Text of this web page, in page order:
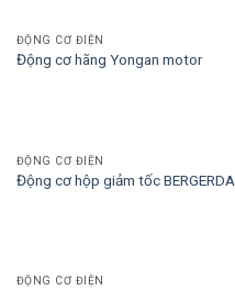
ĐỘNG CƠ ĐIỆN
Động cơ hãng Yongan motor
ĐỘNG CƠ ĐIỆN
Động cơ hộp giảm tốc BERGERDA
ĐỘNG CƠ ĐIỆN